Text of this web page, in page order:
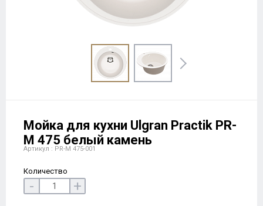
Мойка для кухни Ulgran Practik PR-
М 475 белый камень
Артикул : PR-M 475-001
Количество
- +